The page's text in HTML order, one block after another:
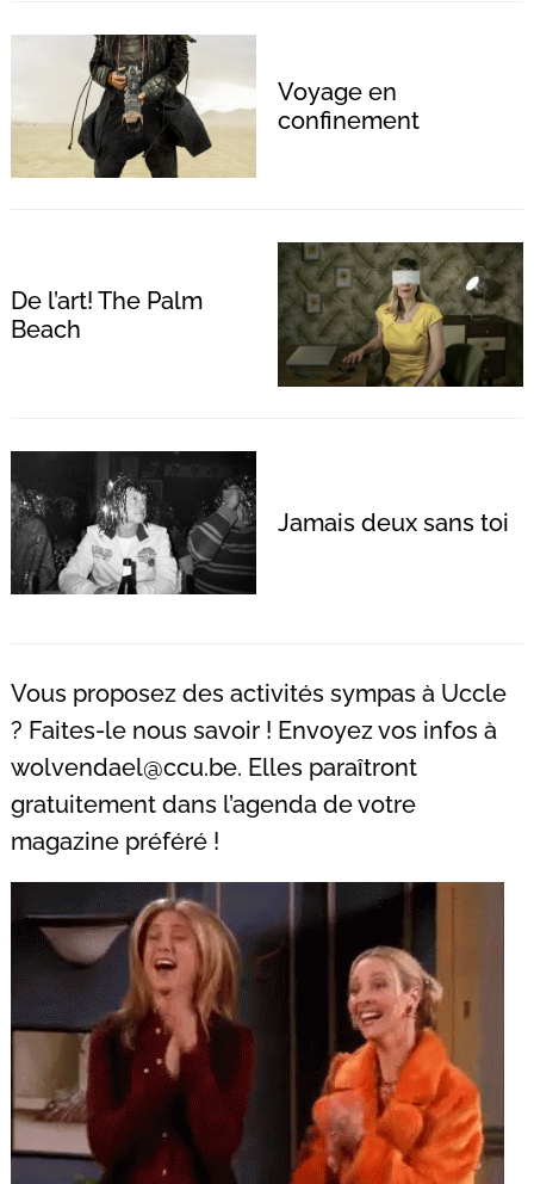
Voyage en
confinement
De l’art! The Palm
Beach
Jamais deux sans toi
Vous proposez des activités sympas à Uccle
? Faites-le nous savoir ! Envoyez vos infos à
wolvendael@ccu.be. Elles paraîtront
gratuitement dans l’agenda de votre
magazine préféré !
Recherche
pour